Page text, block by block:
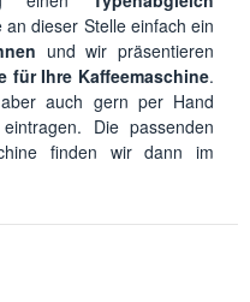
dieser Stelle einfach ein
und wir präsentieren
für Ihre Kaffeemaschine.
auch gern per Hand
Die passenden
finden wir dann im